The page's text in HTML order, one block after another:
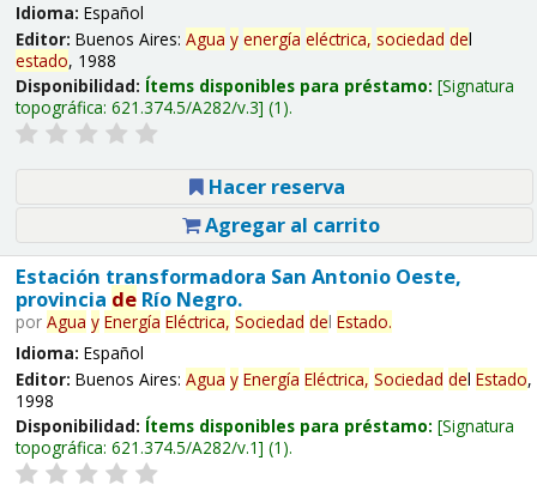
Idioma: Español
Editor: Buenos Aires: Agua y energía eléctrica, sociedad del
estado, 1988
Disponibilidad: Ítems disponibles para préstamo: Signatura
topográfica: 621.374.5/A282/v.3 (1).
Hacer reserva
Agregar al carrito
Estación transformadora San Antonio Oeste,
provincia deRío Negro.
por Agua y Energía Eléctrica, Sociedad del Estado.
Idioma: Español
Editor: Buenos Aires: Agua y Energía Eléctrica, Sociedad del Estado,
1998
Disponibilidad: Ítems disponibles para préstamo: Signatura
topográfica: 621.374.5/A282/v.1 (1).